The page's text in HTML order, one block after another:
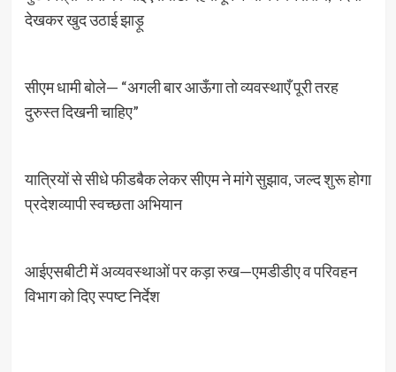
देखकर खुद उठाई झाड़ू
सीएम धामी बोले— “अगली बार आऊँगा तो व्यवस्थाएँ पूरी तरह
दुरुस्त दिखनी चाहिए”
यात्रियों से सीधे फीडबैक लेकर सीएम ने मांगे सुझाव, जल्द शुरू होगा
प्रदेशव्यापी स्वच्छता अभियान
आईएसबीटी में अव्यवस्थाओं पर कड़ा रुख—एमडीडीए व परिवहन
विभाग को दिए स्पष्ट निर्देश